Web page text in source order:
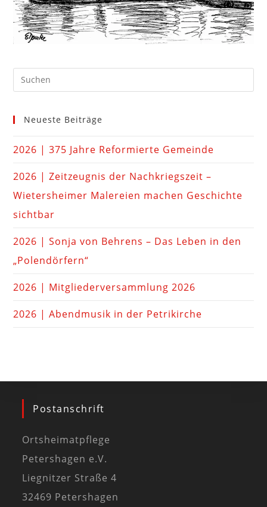
Neueste Beiträge
2026 | 375 Jahre Reformierte Gemeinde
2026 | Zeitzeugnis der Nachkriegszeit –
Wietersheimer Malereien machen Geschichte
sichtbar
2026 | Sonja von Behrens – Das Leben in den
„Polendörfern“
2026 | Mitgliederversammlung 2026
2026 | Abendmusik in der Petrikirche
Postanschrift
Ortsheimatpflege
Petershagen e.V.
Liegnitzer Straße 4
32469 Petershagen